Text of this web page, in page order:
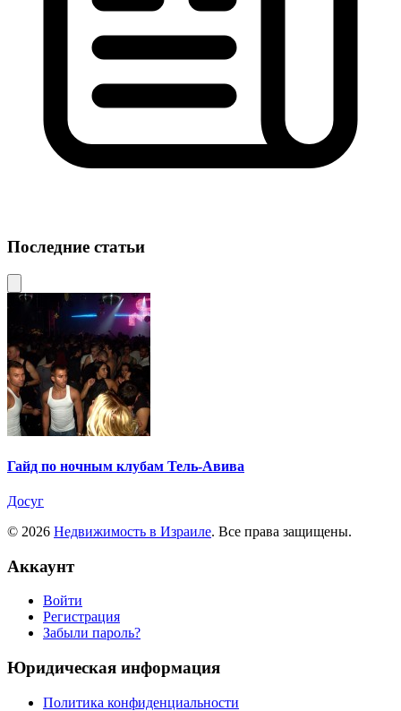
Последние статьи
Гайд по ночным клубам Тель-Авива
Досуг
© 2026 Недвижимость в Израиле. Все права защищены.
Аккаунт
Войти
Регистрация
Забыли пароль?
Юридическая информация
Политика конфиденциальности